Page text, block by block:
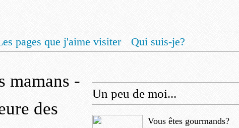
pages que j'aime visiter
Qui suis-je?
mamans -
des
Un peu de moi...
Vous êtes gourmands?